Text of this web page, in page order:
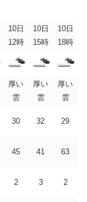
10日
12時
10日
15時
10日
18時
厚い
雲
厚い
雲
厚い
雲
30 32 29
45 41 63
2 3 2